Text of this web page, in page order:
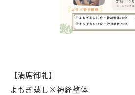
【満席御礼】
よもぎ蒸し×神経整体